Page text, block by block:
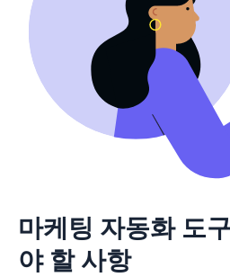
마케팅 자동화 도
야 할 사항